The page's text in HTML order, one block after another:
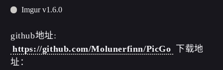
Imgur v1.6.0
github地址:
https://github.com/Molunerfinn/PicGo
下载地
址：